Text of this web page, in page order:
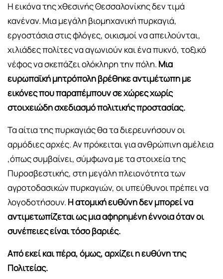
Η εικόνα της χθεσινής Θεσσαλονίκης δεν τιμά
κανέναν. Μια μεγάλη βιομηχανική πυρκαγιά,
εργοστάσια στις φλόγες, οικισμοί να απειλούνται,
χιλιάδες πολίτες να αγωνιούν και ένα πυκνό, τοξικό
νέφος να σκεπάζει ολόκληρη την πόλη. Μια
ευρωπαϊκή μητρόπολη βρέθηκε αντιμέτωπη με
εικόνες που παραπέμπουν σε χώρες χωρίς
στοιχειώδη σχεδιασμό πολιτικής προστασίας.
Τα αίτια της πυρκαγιάς θα τα διερευνήσουν οι
αρμόδιες αρχές. Αν πρόκειται για ανθρώπινη αμέλεια
,όπως συμβαίνει, σύμφωνα με τα στοιχεία της
Πυροσβεστικής, στη μεγάλη πλειονότητα των
αγροτοδασικών πυρκαγιών, οι υπεύθυνοι πρέπει να
λογοδοτήσουν. Η ατομική ευθύνη δεν μπορεί να
αντιμετωπίζεται ως μια αφηρημένη έννοια όταν οι
συνέπειες είναι τόσο βαριές.
Από εκεί και πέρα, όμως, αρχίζει η ευθύνη της
Πολιτείας.